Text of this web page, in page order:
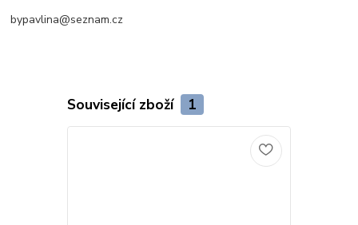
bypavlina@seznam.cz
Související zboží 1